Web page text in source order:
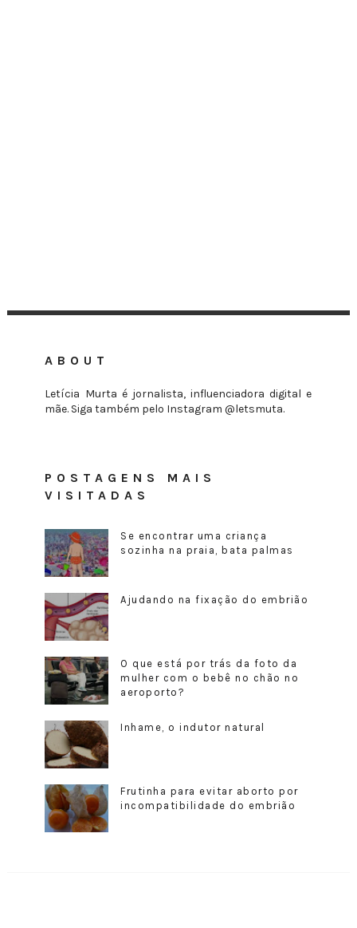
ABOUT
Letícia Murta é jornalista, influenciadora digital e
mãe. Siga também pelo Instagram @letsmuta.
POSTAGENS MAIS
VISITADAS
Se encontrar uma criança
sozinha na praia, bata palmas
Ajudando na fixação do embrião
O que está por trás da foto da
mulher com o bebê no chão no
aeroporto?
Inhame, o indutor natural
Frutinha para evitar aborto por
incompatibilidade do embrião